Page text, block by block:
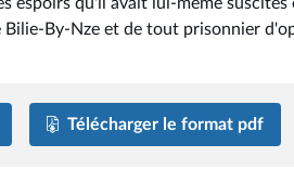
espoirs qu'il avait lui-même
By-Nze et de tout prisonnier
Télécharger le format pdf